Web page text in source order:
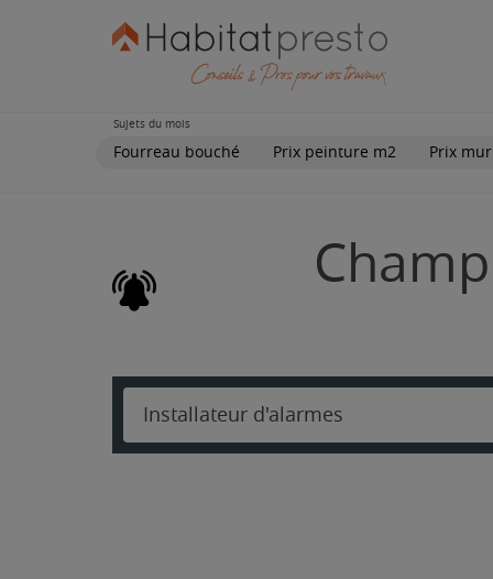
Sujets du mois
Fourreau bouché Prix peinture m2 Prix
Installateur d'alarmes